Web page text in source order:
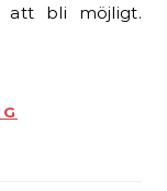
att bli möjligt.